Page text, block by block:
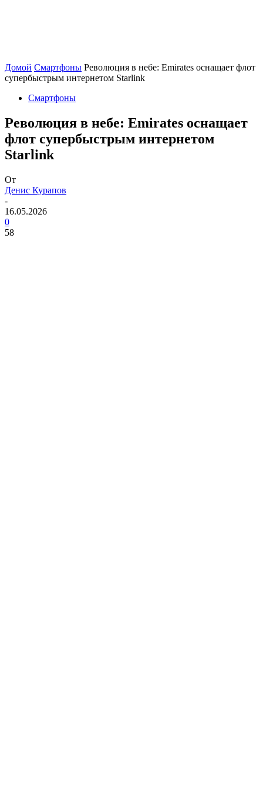
Домой Смартфоны Революция в небе: Emirates оснащает флот
супербыстрым интернетом Starlink
Смартфоны
Революция в небе: Emirates оснащает
флот супербыстрым интернетом
Starlink
От
Денис Курапов
-
16.05.2026
0
58